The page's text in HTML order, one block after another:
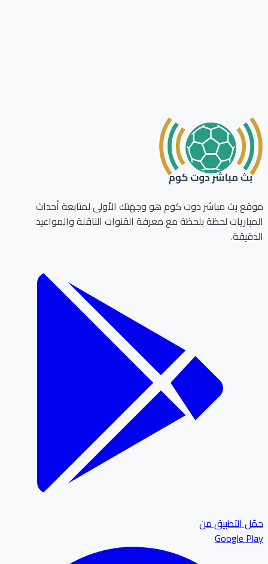
بث مباشر دوت كوم هو وجهتك الأولى لمتابعة أحداث
لحظة بلحظة مع معرفة القنوات الناقلة والمواعيد
التطبيق من
Google